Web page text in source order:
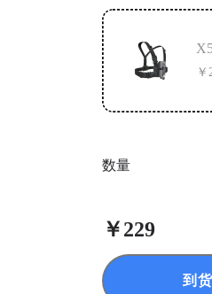
￥
数量
￥229
到